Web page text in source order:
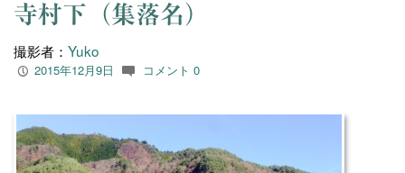
寺村下（集落名）
撮影者： Yuko
P 2015年12月9日 c コメント 0